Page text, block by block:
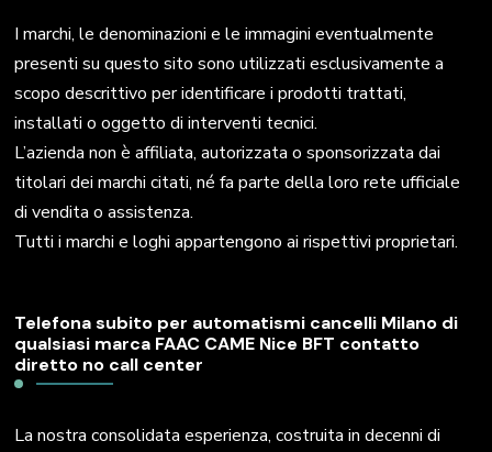
I marchi, le denominazioni e le immagini eventualmente
presenti su questo sito sono utilizzati esclusivamente a
scopo descrittivo per identificare i prodotti trattati,
installati o oggetto di interventi tecnici.
L’azienda non è affiliata, autorizzata o sponsorizzata dai
titolari dei marchi citati, né fa parte della loro rete ufficiale
di vendita o assistenza.
Tutti i marchi e loghi appartengono ai rispettivi proprietari.
Telefona subito per automatismi cancelli Milano di
qualsiasi marca FAAC CAME Nice BFT contatto
diretto no call center
La nostra consolidata esperienza, costruita in decenni di